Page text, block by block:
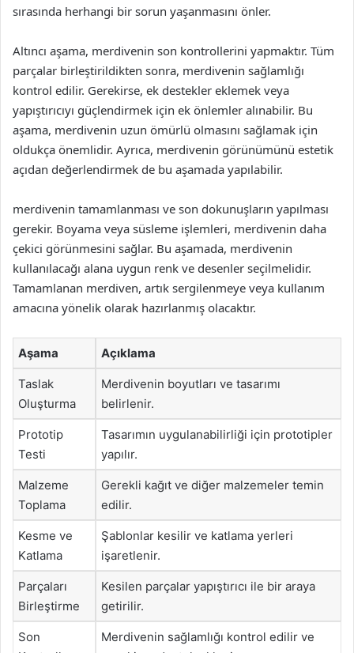
sırasında herhangi bir sorun yaşanmasını önler.
Altıncı aşama, merdivenin son kontrollerini yapmaktır. Tüm
parçalar birleştirildikten sonra, merdivenin sağlamlığı
kontrol edilir. Gerekirse, ek destekler eklemek veya
yapıştırıcıyı güçlendirmek için ek önlemler alınabilir. Bu
aşama, merdivenin uzun ömürlü olmasını sağlamak için
oldukça önemlidir. Ayrıca, merdivenin görünümünü estetik
açıdan değerlendirmek de bu aşamada yapılabilir.
merdivenin tamamlanması ve son dokunuşların yapılması
gerekir. Boyama veya süsleme işlemleri, merdivenin daha
çekici görünmesini sağlar. Bu aşamada, merdivenin
kullanılacağı alana uygun renk ve desenler seçilmelidir.
Tamamlanan merdiven, artık sergilenmeye veya kullanım
amacına yönelik olarak hazırlanmış olacaktır.
Aşama Açıklama
Taslak
Oluşturma
Merdivenin boyutları ve tasarımı
belirlenir.
Prototip
Testi
Tasarımın uygulanabilirliği için prototipler
yapılır.
Malzeme
Toplama
Gerekli kağıt ve diğer malzemeler temin
edilir.
Kesme ve
Katlama
Şablonlar kesilir ve katlama yerleri
işaretlenir.
Parçaları
Birleştirme
Kesilen parçalar yapıştırıcı ile bir araya
getirilir.
Son
Merdivenin sağlamlığı kontrol edilir ve